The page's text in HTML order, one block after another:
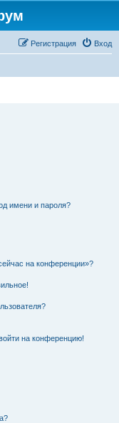
Вход
Регистрация
имени и пароля?
на конференции»?
на конференцию!